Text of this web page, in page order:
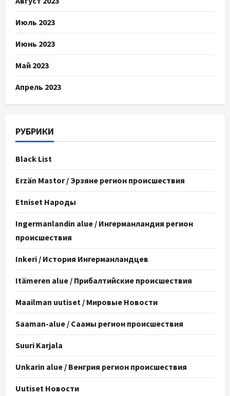
Июль 2023
Июнь 2023
Май 2023
Апрель 2023
РУБРИКИ
Black List
Erzän Mastor / Эрзяне регион происшествия
Etniset Народы
Ingermanlandin alue / Ингерманландия регион
происшествия
Inkeri / История Ингерманландцев
Itämeren alue / Прибалтийские происшествия
Maailman uutiset / Мировые Новости
Saaman-alue / Саамы регион происшествия
Suuri Karjala
Unkarin alue / Венгрия регион происшествия
Uutiset Новости